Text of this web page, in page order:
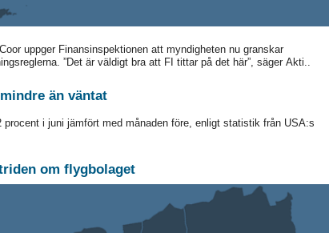
uppger Finansinspektionen att myndigheten nu granskar
”Det är väldigt bra att FI tittar på det här”, säger Akti..
än väntat
i juni jämfört med månaden före, enligt statistik från USA:s
om flygbolaget